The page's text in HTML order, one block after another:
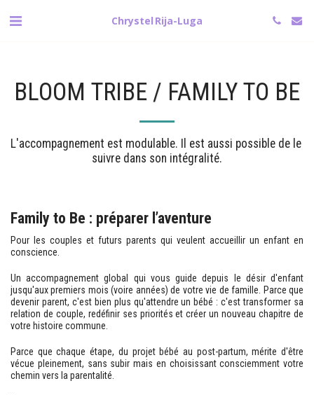
Chrystel Rija-Luga
BLOOM TRIBE / FAMILY TO BE
L'accompagnement est modulable. Il est aussi possible de le
suivre dans son intégralité.
Family to Be : préparer l’aventure
Pour les couples et futurs parents qui veulent accueillir un enfant en
conscience.
Un accompagnement global qui vous guide depuis le désir d'enfant
jusqu'aux premiers mois (voire années) de votre vie de famille. Parce que
devenir parent, c'est bien plus qu'attendre un bébé : c'est transformer sa
relation de couple, redéfinir ses priorités et créer un nouveau chapitre de
votre histoire commune.
Parce que chaque étape, du projet bébé au post-partum, mérite d'être
vécue pleinement, sans subir mais en choisissant consciemment votre
chemin vers la parentalité.